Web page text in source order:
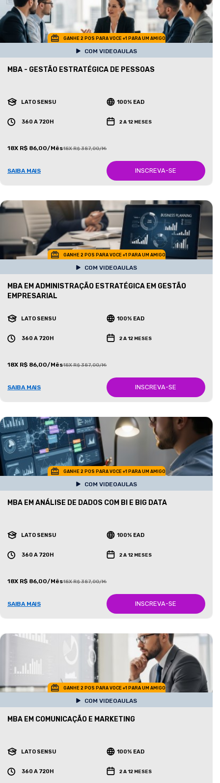
GANHE 2 POS PARA VOCE +1 PARA UM AMIGO
COM VIDEOAULAS
MBA - GESTÃO ESTRATÉGICA DE PESSOAS
LATO SENSU 100% EAD
360 A 720H 2 A 12 MESES
18X R$ 86,00/Mês18X R$ 387,00/Mês
SAIBA MAIS INSCREVA-SE
GANHE 2 POS PARA VOCE +1 PARA UM AMIGO
COM VIDEOAULAS
MBA EM ADMINISTRAÇÃO ESTRATÉGICA EM GESTÃO
EMPRESARIAL
LATO SENSU 100% EAD
360 A 720H 2 A 12 MESES
18X R$ 86,00/Mês18X R$ 387,00/Mês
SAIBA MAIS INSCREVA-SE
GANHE 2 POS PARA VOCE +1 PARA UM AMIGO
COM VIDEOAULAS
MBA EM ANÁLISE DE DADOS COM BI E BIG DATA
LATO SENSU 100% EAD
360 A 720H 2 A 12 MESES
18X R$ 86,00/Mês18X R$ 387,00/Mês
SAIBA MAIS INSCREVA-SE
GANHE 2 POS PARA VOCE +1 PARA UM AMIGO
COM VIDEOAULAS
MBA EM COMUNICAÇÃO E MARKETING
LATO SENSU 100% EAD
360 A 720H 2 A 12 MESES